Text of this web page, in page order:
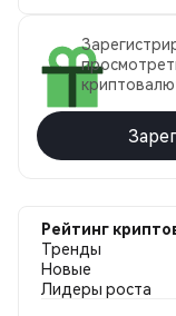
Рейтинг
Тренды
Новые
Лидеры роста